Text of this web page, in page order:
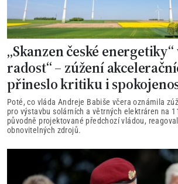
„Skanzen české energetiky“
radost“ – zúžení
přineslo kritiku i
Poté, co vláda Andreje Babiše včera oznámila
pro výstavbu solárních a větrných elektráren na
původně projektované předchozí vládou,
obnovitelných zdrojů.